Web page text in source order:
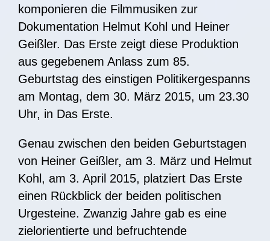
komponieren die Filmmusiken zur
Dokumentation Helmut Kohl und Heiner
Geißler. Das Erste zeigt diese Produktion
aus gegebenem Anlass zum 85.
Geburtstag des einstigen Politikergespanns
am Montag, dem 30. März 2015, um 23.30
Uhr, in Das Erste.
Genau zwischen den beiden Geburtstagen
von Heiner Geißler, am 3. März und Helmut
Kohl, am 3. April 2015, platziert Das Erste
einen Rückblick der beiden politischen
Urgesteine. Zwanzig Jahre gab es eine
zielorientierte und befruchtende